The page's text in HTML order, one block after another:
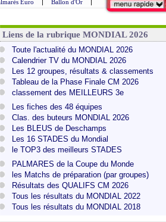
Euro | Ballon d'Or |
Liens de la rubrique MONDIAL 2026
Toute l'actualité du MONDIAL 2026
Calendrier TV du MONDIAL 2026
Les 12 groupes, résultats & classements
Tableau de la Phase Finale CM 2026
classement des MEILLEURS 3e
Les fiches des 48 équipes
Clas. des buteurs MONDIAL 2026
Les BLEUS de Deschamps
Les 16 STADES du Mondial
le TOP3 des meilleurs STADES
PALMARES de la Coupe du Monde
les Matchs de préparation (par groupes)
Résultats des QUALIFS CM 2026
Tous les résultats du MONDIAL 2022
Tous les résultats du MONDIAL 2018